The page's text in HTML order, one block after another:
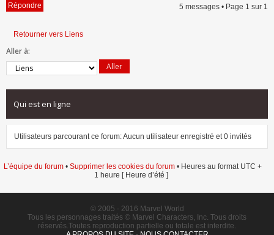
Répondre 5 messages • Page 1 sur 1
Retourner vers Liens
Aller à:
Qui est en ligne
Utilisateurs parcourant ce forum: Aucun utilisateur enregistré et 0 invités
L’équipe du forum• Supprimer les cookies du forum• Heures au format UTC +
1 heure [ Heure d’été ]
© 2005 - 2016 Marvel World
Tous les personnages traités © Marvel Characters, Inc. Tous droits
réservés.Toutes reproduction partielle ou totale est interdite.